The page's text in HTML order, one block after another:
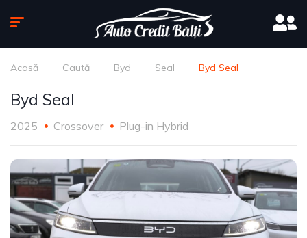
Acasă Caută Byd Seal Byd Seal
Byd Seal
2025 Crossover Plug-in Hybrid